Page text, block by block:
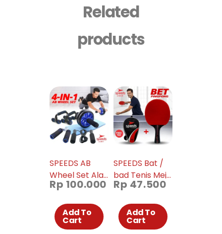
Related
products
SPEEDS AB
Wheel Set Alat
Fitness Push
Double Wheel
Roller Kit Tali
Rp 100.000
Add To
Cart
SPEEDS Bat /
bad Tenis Meja
/ Pingpong Isi 1,
Karet, Tahan
lama. 032-40
Rp 47.500
Add To
Cart